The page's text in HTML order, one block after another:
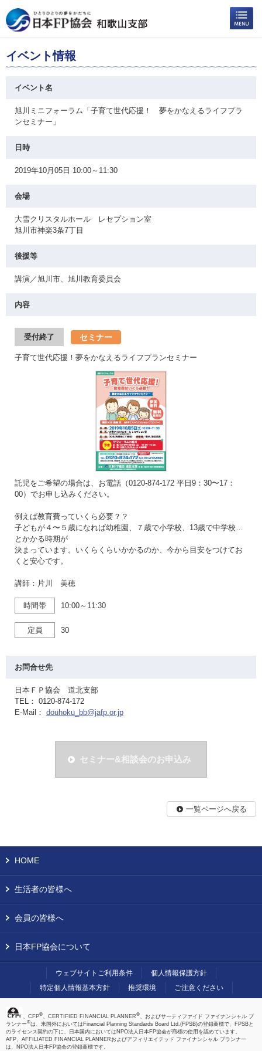
イベント情報
イベント名
旭川ミニフォーラム「子育て世代応援！ 夢をかなえるライフプラ
ンセミナー」
日時
2019年10月05日 10:00～11:30
会場
大雪クリスタルホール レセプション室
旭川市神楽3条7丁目
後援等
講演／旭川市、旭川教育委員会
内容
受付終了 セミナー
子育て世代応援！夢をかなえるライフプランセミナー
託児をご希望の場合は、お電話（0120-874-172 平日9：30〜17：
00）でお申し込みください。
例えば教育費っていくら必要？？
子どもが４〜５歳になれば幼稚園、７歳で小学校、13歳で中学校…
とかかる時期が
決まっています。いくらくらいかかるのか、今から目安をつけてお
くと安心です。
講師：片川 美穂
時間帯 10:00～11:30
定員 30
お問合せ先
日本ＦＰ協会 道北支部
TEL： 0120-874-172
E-Mail： douhoku_bb@jafp.or.jp
セミナー&相談会のお申込み
一覧ページへ戻る
HOME
生活者の皆様へ
会員の皆様へ
日本FP協会について
ウェブサイトご利用条件
個人情報保護方針
特定個人情報基本方針
推奨環境 ご注意ください
、CFP®、CERTIFIED FINANCIAL PLANNER®、およびサーティファイド ファイナンシャル プ
ランナー®は、米国外においてはFinancial Planning Standards Board Ltd.(FPSB)の登録商標で、FPSBと
のライセンス契約の下に、日本国内においてはNPO法人日本FP協会が商標の使用を認めています。
AFP、AFFILIATED FINANCIAL PLANNERおよびアフィリエイテッド ファイナンシャル プランナー
は、NPO法人日本FP協会の登録商標です。